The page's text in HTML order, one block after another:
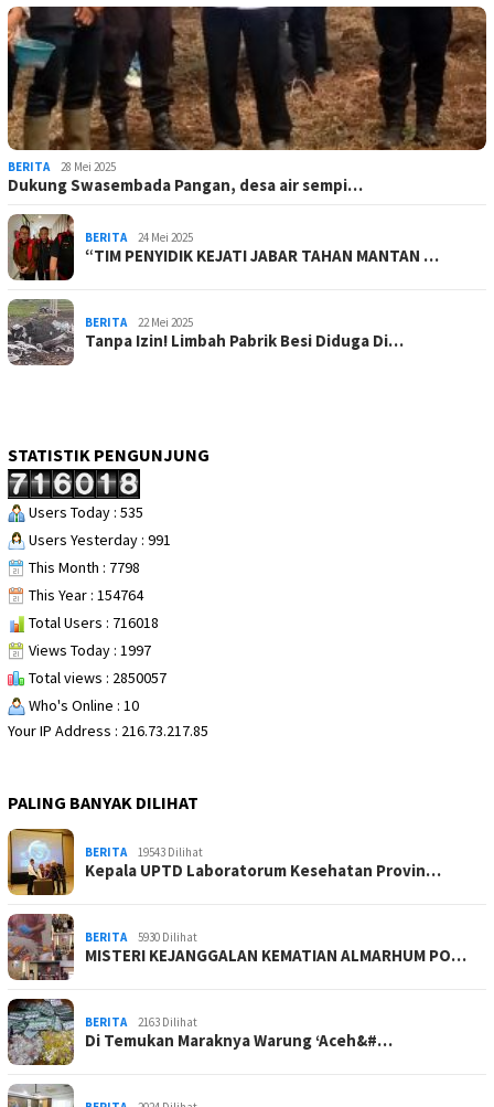
BERITA 28 Mei 2025
Dukung Swasembada Pangan, desa air sempi…
BERITA 24 Mei 2025
“TIM PENYIDIK KEJATI JABAR TAHAN MANTAN …
BERITA 22 Mei 2025
Tanpa Izin! Limbah Pabrik Besi Diduga Di…
STATISTIK PENGUNJUNG
Users Today : 535
Users Yesterday : 991
This Month : 7798
This Year : 154764
Total Users : 716018
Views Today : 1997
Total views : 2850057
Who's Online : 10
Your IP Address : 216.73.217.85
PALING BANYAK DILIHAT
BERITA 19543 Dilihat
Kepala UPTD Laboratorum Kesehatan Provin…
BERITA 5930 Dilihat
MISTERI KEJANGGALAN KEMATIAN ALMARHUM PO…
BERITA 2163 Dilihat
Di Temukan Maraknya Warung ‘Aceh&#…